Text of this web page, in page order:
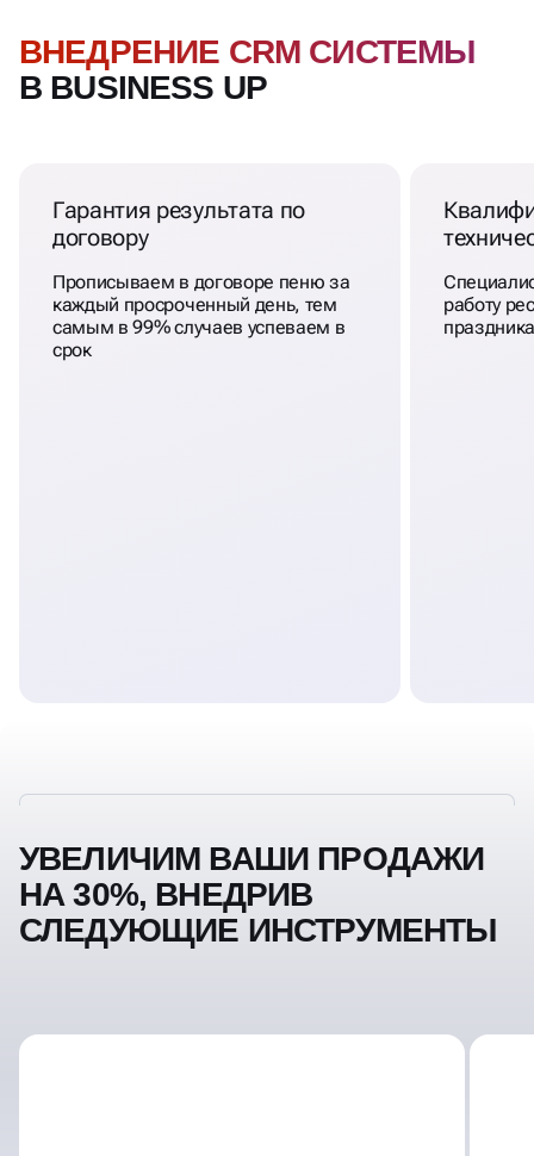
ВНЕДРЕНИЕ CRM СИСТЕМЫ
В BUSINESS UP
Гарантия результата по
договору
Прописываем в договоре пеню за
каждый просроченный день, тем
самым в 99% случаев успеваем в
срок
работу
УВЕЛИЧИМ ВАШИ ПРОДАЖИ
НА 30%, ВНЕДРИВ
СЛЕДУЮЩИЕ ИНСТРУМЕНТЫ